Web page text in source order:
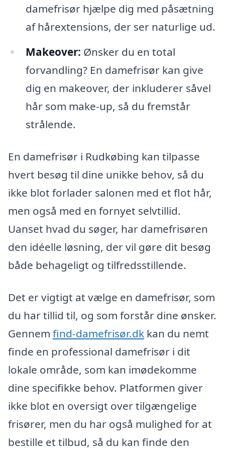
damefrisør hjælpe dig med påsætning
af hårextensions, der ser naturlige ud.
Makeover: Ønsker du en total
forvandling? En damefrisør kan give
dig en makeover, der inkluderer såvel
hår som make-up, så du fremstår
strålende.
En damefrisør i Rudkøbing kan tilpasse
hvert besøg til dine unikke behov, så du
ikke blot forlader salonen med et flot hår,
men også med en fornyet selvtillid.
Uanset hvad du søger, har damefrisøren
den idéelle løsning, der vil gøre dit besøg
både behageligt og tilfredsstillende.
Det er vigtigt at vælge en damefrisør, som
du har tillid til, og som forstår dine ønsker.
Gennem find-damefrisør.dk kan du nemt
finde en professional damefrisør i dit
lokale område, som kan imødekomme
dine specifikke behov. Platformen giver
ikke blot en oversigt over tilgængelige
frisører, men du har også mulighed for at
bestille et tilbud, så du kan finde den